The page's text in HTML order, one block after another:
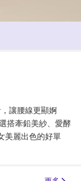
讓腰線更顯婀
搭牽鉛美紗、愛酵
美麗出色的好單